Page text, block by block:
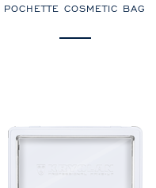
POCHETTE COSMETIC BAG